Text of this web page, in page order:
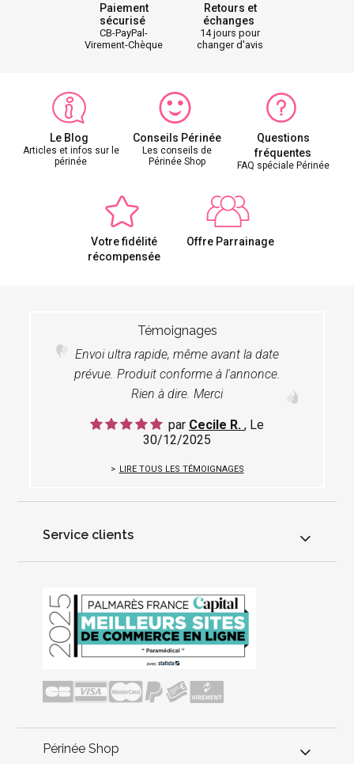
Paiement
sécurisé
CB-PayPal-
Virement-Chèque
Retours et
échanges
14 jours pour
changer d'avis
Le Blog
Articles et infos sur le
périnée
Conseils Périnée
Les conseils de
Périnée Shop
Questions
fréquentes
FAQ spéciale Périnée
Votre fidélité
récompensée
Offre Parrainage
Témoignages
Envoi ultra rapide, même avant la date
prévue. Produit conforme à l'annonce.
Rien à dire. Merci
par Cecile R. , Le
30/12/2025
LIRE TOUS LES TÉMOIGNAGES
Service clients
Périnée Shop